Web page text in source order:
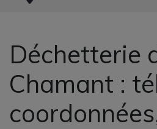
Déchetterie
Chamant :